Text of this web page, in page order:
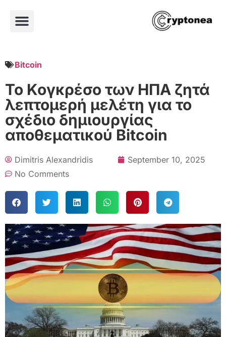
Bitcoin
Το Κογκρέσο των ΗΠΑ ζητά
λεπτομερή μελέτη για το
σχέδιο δημιουργίας
αποθεματικού Bitcoin
Dimitris Alexandridis
September 10, 2025
No Comments